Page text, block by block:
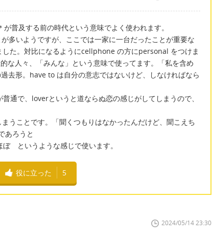
及する前の時代という意味でよく使われます。
多いようですが、ここでは一家に一台だったことが重要な
た。対比になるようにcellphone の方にpersonal をつけま
な人々、「みんな」という意味で使ってます。「私を含め
去形。have to は自分の意志ではないけど、しなければなら
で、loverというと道ならぬ恋の感じがしてしまうので、
うことです。「聞くつもりはなかったんだけど、聞こえち
あろうと
というような感じで使います。
役に立った 5
2024/05/14 23:30